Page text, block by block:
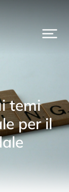
temi
per il